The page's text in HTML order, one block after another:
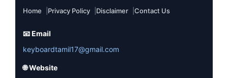
Home Privacy Policy Disclaimer Contact Us
📧 Email
keyboardtamil17@gmail.com
🌐 Website